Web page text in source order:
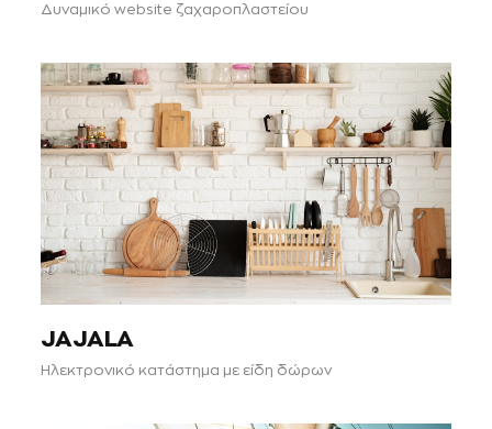
Δυναμικό website ζαχαροπλαστείου
JAJALA
Ηλεκτρονικό κατάστημα με είδη δώρων